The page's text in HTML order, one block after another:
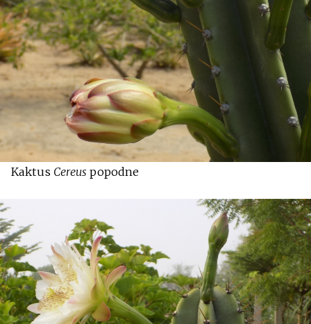
Kaktus Cereus popodne